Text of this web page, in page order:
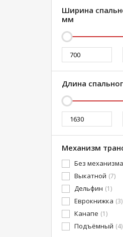
Ширина
мм
Длина
Механизм
Без механизма
Выкатной (7)
Дельфин (1)
Еврокнижка (3)
Канапе (1)
Подъёмный (4)